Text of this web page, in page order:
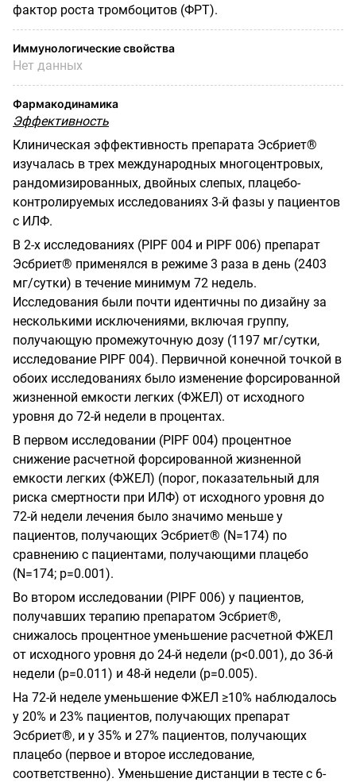
фактор роста тромбоцитов (ФРТ).
Иммунологические свойства
Нет данных
Фармакодинамика
Эффективность
Клиническая эффективность препарата Эсбриет®
изучалась в трех международных многоцентровых,
рандомизированных, двойных слепых, плацебо-
контролируемых исследованиях 3-й фазы у пациентов
с ИЛФ.
В 2-х исследованиях (PIPF 004 и PIPF 006) препарат
Эсбриет® применялся в режиме 3 раза в день (2403
мг/сутки) в течение минимум 72 недель.
Исследования были почти идентичны по дизайну за
несколькими исключениями, включая группу,
получающую промежуточную дозу (1197 мг/сутки,
исследование PIPF 004). Первичной конечной точкой в
обоих исследованиях было изменение форсированной
жизненной емкости легких (ФЖЕЛ) от исходного
уровня до 72-й недели в процентах.
В первом исследовании (PIPF 004) процентное
снижение расчетной форсированной жизненной
емкости легких (ФЖЕЛ) (порог, показательный для
риска смертности при ИЛФ) от исходного уровня до
72-й недели лечения было значимо меньше у
пациентов, получающих Эсбриет® (N=174) по
сравнению с пациентами, получающими плацебо
(N=174; р=0.001).
Во втором исследовании (PIPF 006) у пациентов,
получавших терапию препаратом Эсбриет®,
снижалось процентное уменьшение расчетной ФЖЕЛ
от исходного уровня до 24-й недели (р<0.001), до 36-й
недели (р=0.011) и 48-й недели (р=0.005).
На 72-й неделе уменьшение ФЖЕЛ ≥10% наблюдалось
у 20% и 23% пациентов, получающих препарат
Эсбриет®, и у 35% и 27% пациентов, получающих
плацебо (первое и второе исследование,
соответственно). Уменьшение дистанции в тесте с 6-